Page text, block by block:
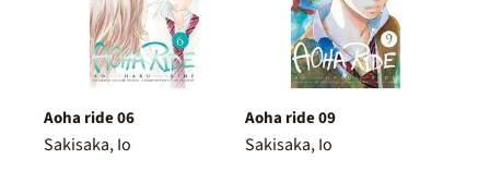
Aoha ride 06
Sakisaka, Io
Aoha ride 09
Sakisaka, Io